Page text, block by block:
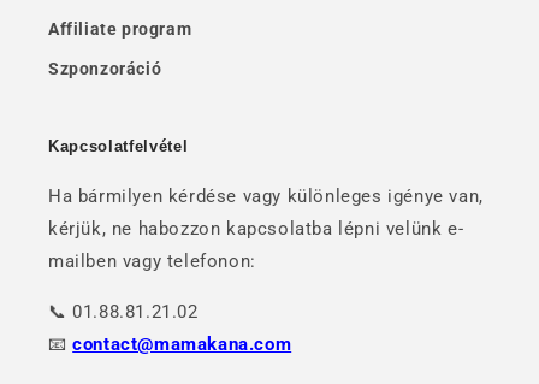
Affiliate program
Szponzoráció
Kapcsolatfelvétel
Ha bármilyen kérdése vagy különleges igénye van,
kérjük, ne habozzon kapcsolatba lépni velünk e-
mailben vagy telefonon:
📞 01.88.81.21.02
📧contact@mamakana.com